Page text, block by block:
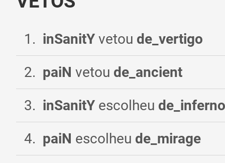
1 . inSanitY vetou de_vertigo
2. paiN vetou de_ancient
3. inSanitY escolheu de_inferno
4. paiN escolheu de_mirage